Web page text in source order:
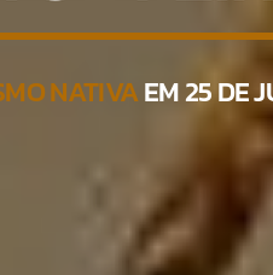
NATIVAEM 25 DE